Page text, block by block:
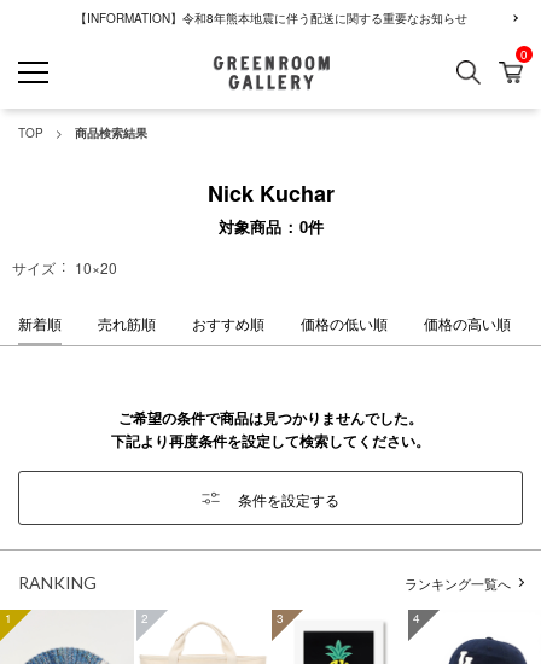
【INFORMATION】令和8年熊本地震に伴う配送に関する重要なお知らせ
検索 カ
0
TOP 商品検索結果
Nick Kuchar
対象商品 0件
サイズ 10×20
新着順 売れ筋順 おすすめ順 価格の低い順 価格の高い順
ご希望の条件で商品は見つかりませんでした。
下記より再度条件を設定して検索してください。
条件を設定する
RANKING ランキング一覧へ
1 2 3 4